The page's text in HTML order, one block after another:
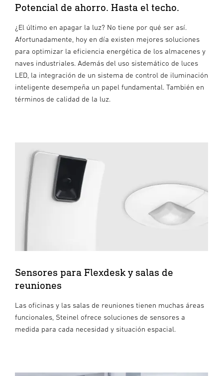
Potencial de ahorro. Hasta el techo.
¿El último en apagar la luz? No tiene por qué ser así.
Afortunadamente, hoy en día existen mejores soluciones
para optimizar la eficiencia energética de los almacenes y
naves industriales. Además del uso sistemático de luces
LED, la integración de un sistema de control de iluminación
inteligente desempeña un papel fundamental. También en
términos de calidad de la luz.
Sensores para Flexdesk y salas de
reuniones
Las oficinas y las salas de reuniones tienen muchas áreas
funcionales, Steinel ofrece soluciones de sensores a
medida para cada necesidad y situación espacial.